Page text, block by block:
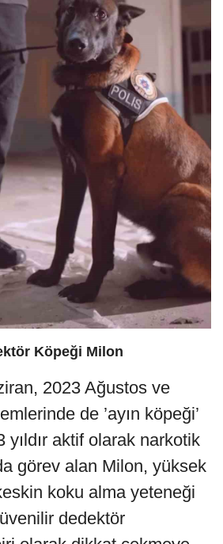
Köpeği Milon
2023 Ağustos ve
de ’ayın köpeği’
aktif olarak narkotik
görev alan Milon, yüksek
koku alma yeteneği
dedektör